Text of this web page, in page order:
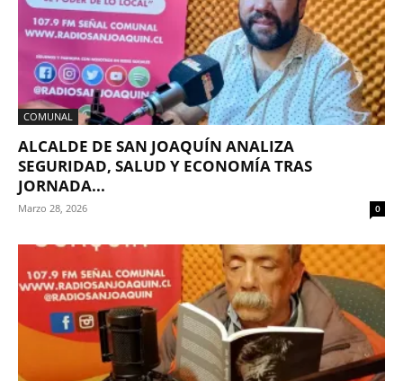
COMUNAL
ALCALDE DE SAN JOAQUÍN ANALIZA
SEGURIDAD, SALUD Y ECONOMÍA TRAS
JORNADA...
Marzo 28, 2026 0